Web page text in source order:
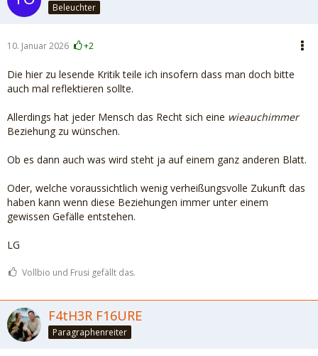
Beleuchter
10. Januar 2026 +2
Die hier zu lesende Kritik teile ich insofern dass man doch bitte
auch mal reflektieren sollte.
Allerdings hat jeder Mensch das Recht sich eine wieauchimmer
Beziehung zu wünschen.
Ob es dann auch was wird steht ja auf einem ganz anderen Blatt.
Oder, welche voraussichtlich wenig verheißungsvolle Zukunft das
haben kann wenn diese Beziehungen immer unter einem
gewissen Gefälle entstehen.
LG
Vollbio und Frusi gefällt das.
F4tH3R F16URE
Paragraphenreiter